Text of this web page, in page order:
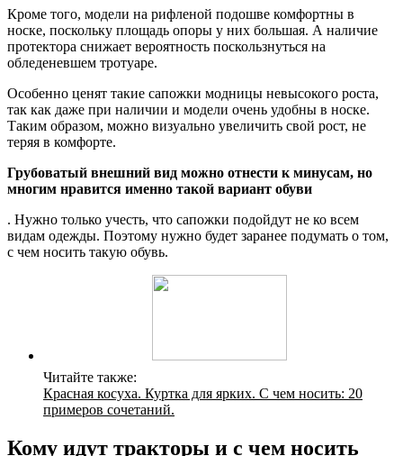
Кроме того, модели на рифленой подошве комфортны в
носке, поскольку площадь опоры у них большая. А наличие
протектора снижает вероятность поскользнуться на
обледеневшем тротуаре.
Особенно ценят такие сапожки модницы невысокого роста,
так как даже при наличии и модели очень удобны в носке.
Таким образом, можно визуально увеличить свой рост, не
теряя в комфорте.
Грубоватый внешний вид можно отнести к минусам, но
многим нравится именно такой вариант обуви
. Нужно только учесть, что сапожки подойдут не ко всем
видам одежды. Поэтому нужно будет заранее подумать о том,
с чем носить такую обувь.
Читайте также:
Красная косуха. Куртка для ярких. С чем носить: 20
примеров сочетаний.
Кому идут тракторы и с чем носить